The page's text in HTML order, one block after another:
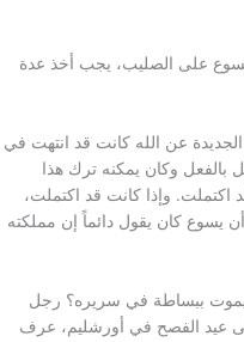
على الصليب، يجب أخذ عدة
الجديدة عن الله كانت قد انتهت في
بالفعل وكان يمكنه ترك هذا
وإذا كانت قد اكتملت،
يسوع كان يقول دائماً إن مملكته
ببساطة في سريره؟ رجل
إلى عيد الفصح في أورشليم، عرف